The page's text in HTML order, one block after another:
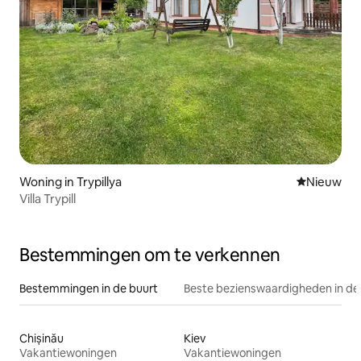
Woning in Trypillya Nieuwe
Nieuw
Villa Trypill
Bestemmingen om te verkennen
Bestemmingen in de buurt Beste bezienswaardigheden in
Chișinău
Vakantiewoningen
Kiev
Vakantiewoningen